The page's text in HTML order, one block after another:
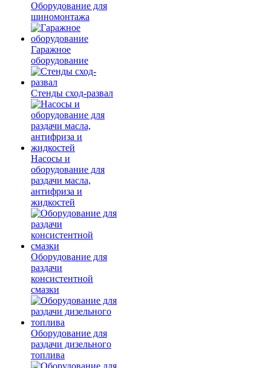
Оборудование для
шиномонтажа
Гаражное
оборудование
Стенды сход-развал
Насосы и
оборудование для
раздачи масла,
антифриза и
жидкостей
Оборудование для
раздачи
консистентной
смазки
Оборудование для
раздачи дизельного
топлива